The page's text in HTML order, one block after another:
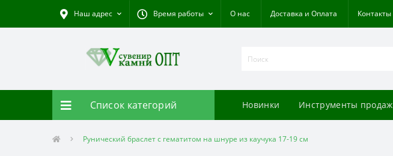
Наш адрес Время работы О нас Доставка и Оплата Контакты
Список категорий Новинки Инструменты продаж
Рунический браслет с гематитом на шнуре из каучука 17-19 см